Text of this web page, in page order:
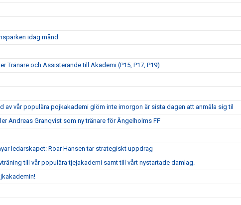
idag månd
Tränare och Assisterande till Akademi (P15, P17, P19)
av vår populära pojkakademi glöm inte imorgon är sista dagen att anmäla sig til
Andreas Granqvist som ny tränare för Ängelholms FF
ledarskapet: Roar Hansen tar strategiskt uppdrag
till vår populära tjejakademi samt till vårt nystartade damlag.